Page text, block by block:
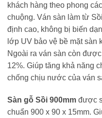
khách hàng theo phong
chuộng. Ván sàn làm từ
định cao, không bị biến
lớp UV bảo vệ bề mặt sàn
Ngoài ra ván sàn còn
12%. Giúp tăng khả năng
chống chịu nước của ván
Sàn gỗ Sồi 900mm được
chuẩn 900 x 90 x 15mm.